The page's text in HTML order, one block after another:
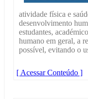
atividade física e
desenvolvimento
estudantes,
humano em geral, a
possível, evitando o
[ Acessar Conteúdo ]